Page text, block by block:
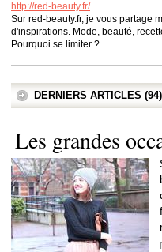
http://red-beauty.fr/
Sur red-beauty.fr, je vous partage
d'inspirations. Mode, beauté,
Pourquoi se limiter ?
DERNIERS ARTICLES (94)
Les grandes